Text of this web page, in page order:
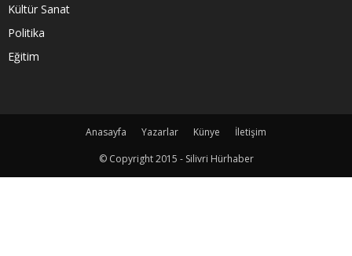
Kültür Sanat
Politika
Eğitim
Anasayfa Yazarlar Künye
İletişim
© Copyright 2015 - Silivri Hürhaber